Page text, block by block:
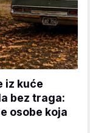
iz kuće
bez traga:
osobe koja